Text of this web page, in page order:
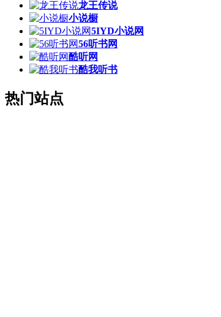
龙王传说
小说橱
5IYD小说网
56听书网
酷听网
酷我听书
热门站点